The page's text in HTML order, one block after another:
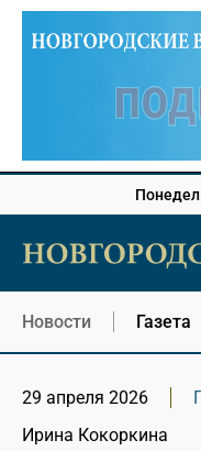
Новости Газета
29 апреля 2026
Ирина Кокоркина